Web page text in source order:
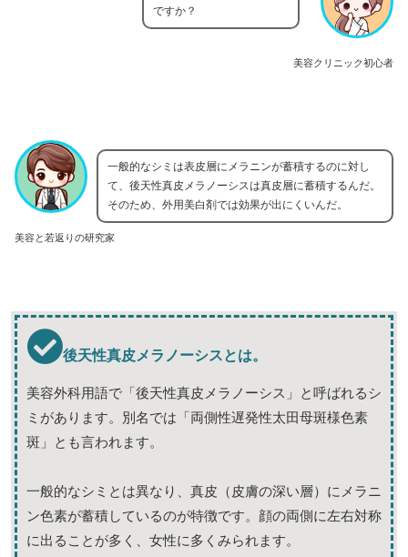
美容クリニック初心者
ですか？
美容と若返りの研究家
一般的なシミは表皮層にメラニンが蓄積するのに対し
て、後天性真皮メラノーシスは真皮層に蓄積するんだ。
そのため、外用美白剤では効果が出にくいんだ。
後天性真皮メラノーシスとは。
美容外科用語で「後天性真皮メラノーシス」と呼ばれるシ
ミがあります。別名では「両側性遅発性太田母斑様色素
斑」とも言われます。
一般的なシミとは異なり、真皮（皮膚の深い層）にメラニ
ン色素が蓄積しているのが特徴です。顔の両側に左右対称
に出ることが多く、女性に多くみられます。